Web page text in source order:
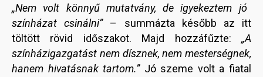
„Nem volt könnyű mutatvány, de igyekeztem jó
színházat csinálni”– summázta később az itt
töltött rövid időszakot. Majd hozzáfűzte: „A
színházigazgatást nem dísznek, nem mesterségnek,
hanem hivatásnak tartom.” Jó szeme volt a fiatal